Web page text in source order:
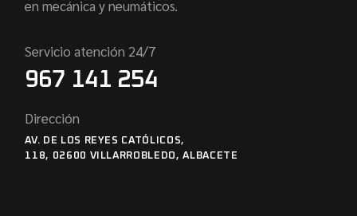
en mecánica y neumáticos.
Servicio atención 24/7
967 141 254
Dirección
AV. DE LOS REYES CATÓLICOS,
118, 02600 VILLARROBLEDO, ALBACETE